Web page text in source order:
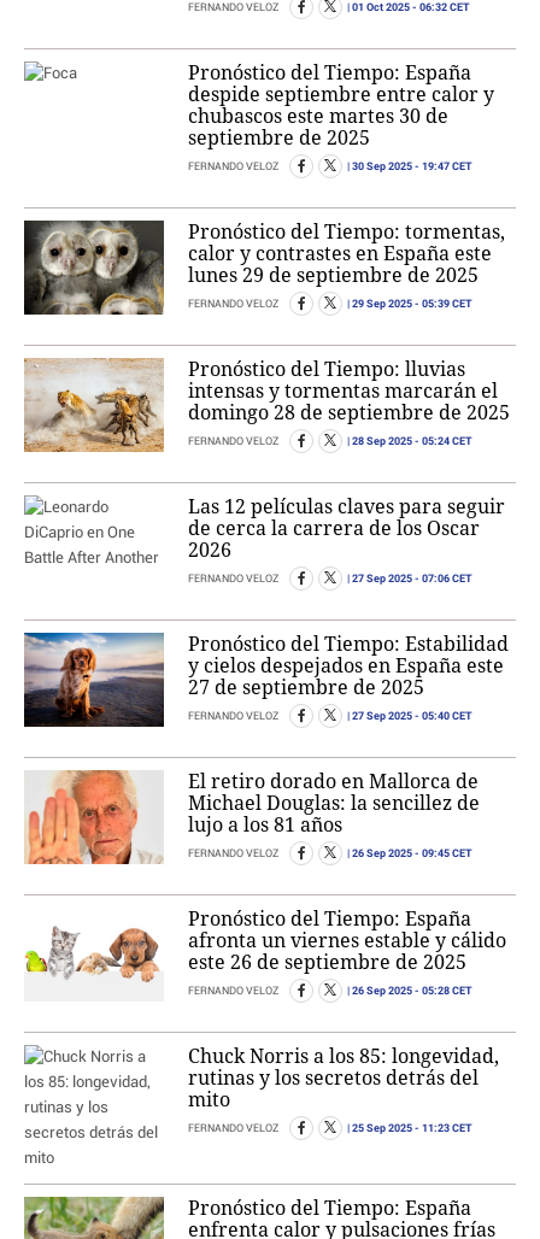
FERNANDO VELOZ 01 Oct 2025 - 06:32 CET
Pronóstico del Tiempo: España
despide septiembre entre calor y
chubascos este martes 30 de
septiembre de 2025
FERNANDO VELOZ 30 Sep 2025 - 19:47 CET
Pronóstico del Tiempo: tormentas,
calor y contrastes en España este
lunes 29 de septiembre de 2025
FERNANDO VELOZ 29 Sep 2025 - 05:39 CET
Pronóstico del Tiempo: lluvias
intensas y tormentas marcarán el
domingo 28 de septiembre de 2025
FERNANDO VELOZ 28 Sep 2025 - 05:24 CET
Las 12 películas claves para seguir
de cerca la carrera de los Oscar
2026
FERNANDO VELOZ 27 Sep 2025 - 07:06 CET
Pronóstico del Tiempo: Estabilidad
y cielos despejados en España este
27 de septiembre de 2025
FERNANDO VELOZ 27 Sep 2025 - 05:40 CET
El retiro dorado en Mallorca de
Michael Douglas: la sencillez de
lujo a los 81 años
FERNANDO VELOZ 26 Sep 2025 - 09:45 CET
Pronóstico del Tiempo: España
afronta un viernes estable y cálido
este 26 de septiembre de 2025
FERNANDO VELOZ 26 Sep 2025 - 05:28 CET
Chuck Norris a los 85: longevidad,
rutinas y los secretos detrás del
mito
FERNANDO VELOZ 25 Sep 2025 - 11:23 CET
Pronóstico del Tiempo: España
enfrenta calor y pulsaciones frías